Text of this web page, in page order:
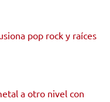
pop rock y raíces
a otro nivel con